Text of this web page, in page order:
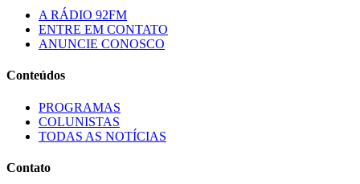
A RÁDIO 92FM
ENTRE EM CONTATO
ANUNCIE CONOSCO
Conteúdos
PROGRAMAS
COLUNISTAS
TODAS AS NOTÍCIAS
Contato